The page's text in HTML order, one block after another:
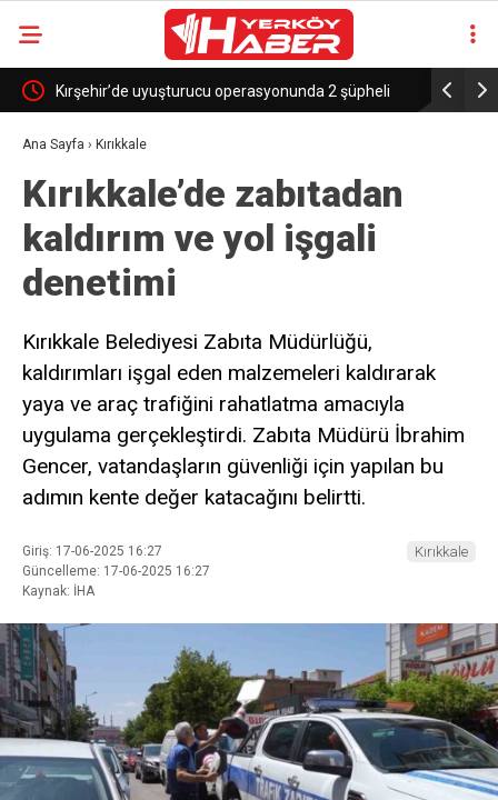
Kırşehir’de uyuşturucu operasyonunda 2 şüpheli
tutuklandı
Anahtar
Ana Sayfa › Kırıkkale
Kırıkkale’de zabıtadan
kaldırım ve yol işgali
denetimi
Kırıkkale Belediyesi Zabıta Müdürlüğü,
kaldırımları işgal eden malzemeleri kaldırarak
yaya ve araç trafiğini rahatlatma amacıyla
uygulama gerçekleştirdi. Zabıta Müdürü İbrahim
Gencer, vatandaşların güvenliği için yapılan bu
adımın kente değer katacağını belirtti.
Giriş: 17-06-2025 16:27
Güncelleme: 17-06-2025 16:27
Kaynak: İHA
Kırıkkale